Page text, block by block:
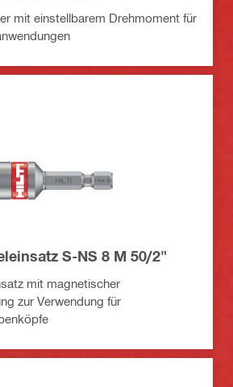
mit einstellbarem Drehmoment für
S-NS 8 M 50/2"
mit magnetischer
zur Verwendung für